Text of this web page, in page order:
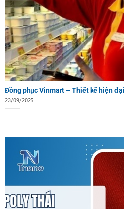
Đồng phục Vinmart – Thiết kế hiện
23/09/2025